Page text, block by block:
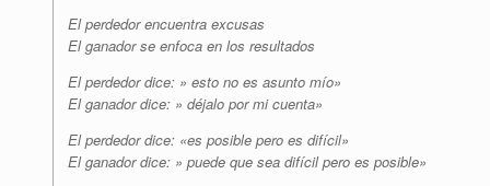
El perdedor encuentra excusas
El ganador se enfoca en los resultados
El perdedor dice: » esto no es asunto mío»
El ganador dice: » déjalo por mi cuenta»
El perdedor dice: «es posible pero es difícil»
El ganador dice: » puede que sea difícil pero es posible»